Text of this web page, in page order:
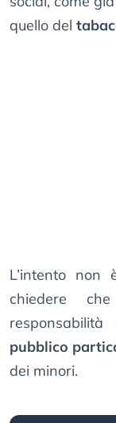
quello del
L’intento non
chiedere
pubblico
dei minori.